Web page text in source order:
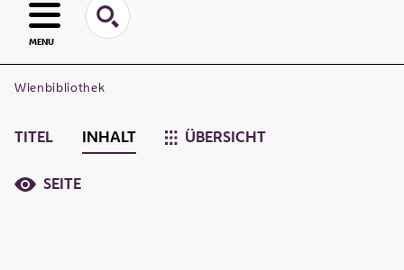
MENU
Wienbibliothek
TITEL INHALT ÜBERSICHT
SEITE